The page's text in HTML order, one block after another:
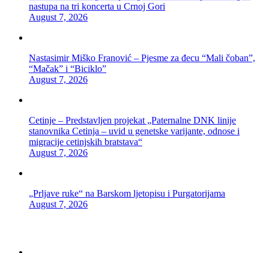
nastupa na tri koncerta u Crnoj Gori
August 7, 2026
Nastasimir Miško Franović – Pjesme za đecu “Mali čoban”,
“Mačak” i “Biciklo”
August 7, 2026
Cetinje – Predstavljen projekat „Paternalne DNK linije
stanovnika Cetinja – uvid u genetske varijante, odnose i
migracije cetinjskih bratstava“
August 7, 2026
„Prljave ruke“ na Barskom ljetopisu i Purgatorijama
August 7, 2026